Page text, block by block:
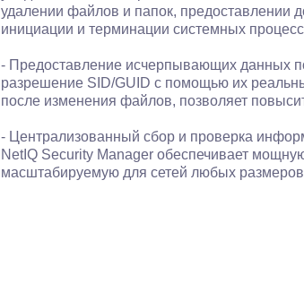
удалении файлов и папок, предоставлении
инициации и терминации системных
- Предоставление исчерпывающих данных
разрешение SID/GUID с помощью их
после изменения файлов, позволяет
- Централизованный сбор и проверка
NetIQ Security Manager обеспечивает
масштабируемую для сетей любых размеров